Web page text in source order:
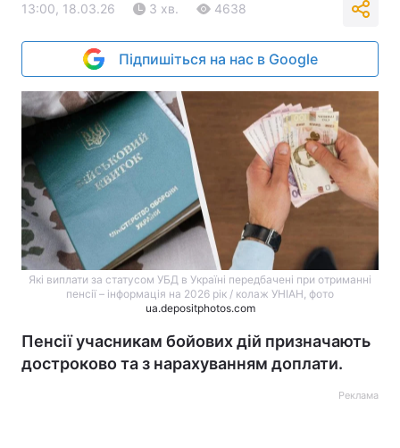
13:00, 18.03.26 3 хв. 4638
Підпишіться на нас в Google
Які виплати за статусом УБД в Україні передбачені при отриманні
пенсії – інформація на 2026 рік / колаж УНІАН, фото
ua.depositphotos.com
Пенсії учасникам бойових дій призначають
достроково та з нарахуванням доплати.
Реклама